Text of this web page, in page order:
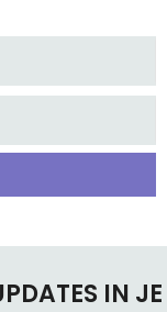
IN JE